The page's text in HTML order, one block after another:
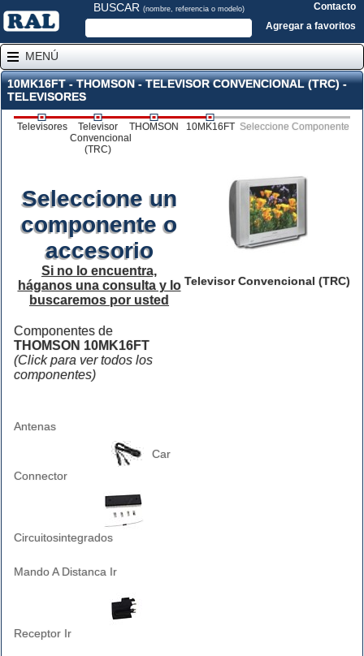
BUSCAR (nombre, referencia o modelo)
Contacto
Agregar a favoritos
MENÚ
10MK16FT - THOMSON - TELEVISOR CONVENCIONAL (TRC) -
TELEVISORES
Televisores
Televisor
Convencional
(TRC)
THOMSON 10MK16FT Seleccione Componente
Televisor Convencional (TRC)
Seleccione un
componente o
accesorio
Si no lo encuentra,
háganos una consulta y lo
buscaremos por usted
Componentes de
THOMSON 10MK16FT
(Click para ver todos los
componentes)
Antenas
Car
Connector
Circuitosintegrados
Mando A Distanca Ir
Receptor Ir